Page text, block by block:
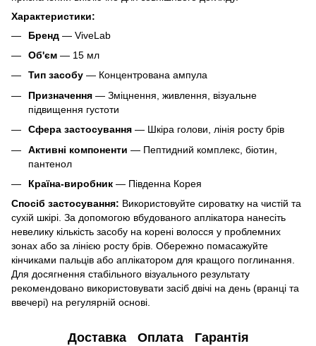
Характеристики:
Бренд — ViveLab
Об'єм — 15 мл
Тип засобу — Концентрована ампула
Призначення — Зміцнення, живлення, візуальне
підвищення густоти
Сфера застосування — Шкіра голови, лінія росту брів
Активні компоненти — Пептидний комплекс, біотин,
пантенол
Країна-виробник — Південна Корея
Спосіб застосування: Використовуйте сироватку на чистій та
сухій шкірі. За допомогою вбудованого аплікатора нанесіть
невелику кількість засобу на корені волосся у проблемних
зонах або за лінією росту брів. Обережно помасажуйте
кінчиками пальців або аплікатором для кращого поглинання.
Для досягнення стабільного візуального результату
рекомендовано використовувати засіб двічі на день (вранці та
ввечері) на регулярній основі.
Доставка Оплата Гарантія